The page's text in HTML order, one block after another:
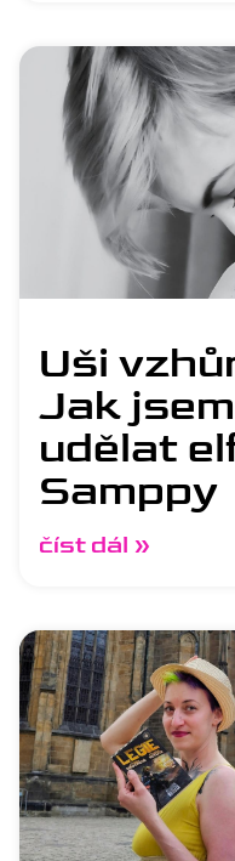
Uši
Jak
udělat
Samppy
číst dál »